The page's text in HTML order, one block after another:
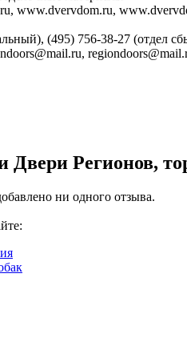
www.dvervdom.ru,
(495) 756-38-27 (отдел
Регионов,
ни одного отзыва.